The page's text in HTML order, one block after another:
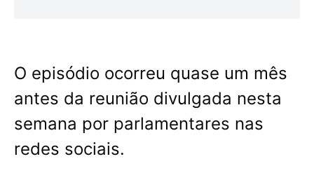
O episódio ocorreu quase um mês
antes da reunião divulgada nesta
semana por parlamentares nas
redes sociais.